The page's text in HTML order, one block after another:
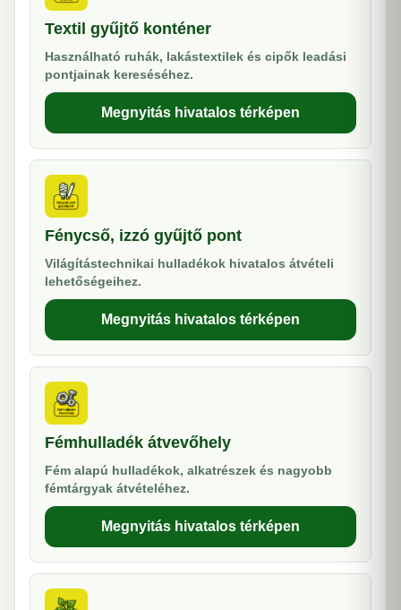
Textil gyűjtő konténer
Használható ruhák, lakástextilek és cipők leadási
pontjainak kereséséhez.
Megnyitás hivatalos térképen
Fénycső, izzó gyűjtő pont
Világítástechnikai hulladékok hivatalos átvételi
lehetőségeihez.
Megnyitás hivatalos térképen
Fémhulladék átvevőhely
Fém alapú hulladékok, alkatrészek és nagyobb
fémtárgyak átvételéhez.
Megnyitás hivatalos térképen